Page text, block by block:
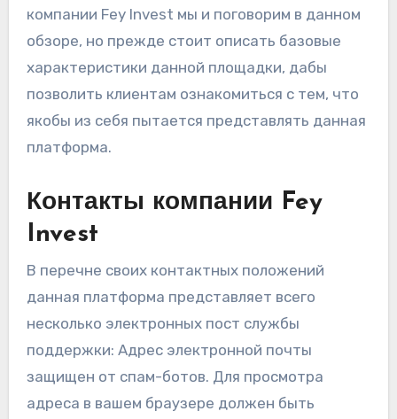
компании Fey Invest мы и поговорим в данном
обзоре, но прежде стоит описать базовые
характеристики данной площадки, дабы
позволить клиентам ознакомиться с тем, что
якобы из себя пытается представлять данная
платформа.
Контакты компании Fey
Invest
В перечне своих контактных положений
данная платформа представляет всего
несколько электронных пост службы
поддержки: Адрес электронной почты
защищен от спам-ботов. Для просмотра
адреса в вашем браузере должен быть